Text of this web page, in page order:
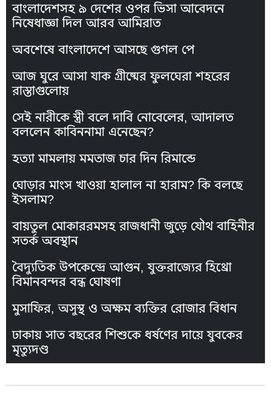
বাংলাদেশসহ ৯ দেশের ওপর ভিসা আবেদনে
নিষেধাজ্ঞা দিল আরব আমিরাত
অবশেষে বাংলাদেশে আসছে গুগল পে
আজ ঘুরে আসা যাক গ্রীষ্মের ফুলঘেরা শহরের
রাস্তাগুলোয়
সেই নারীকে স্ত্রী বলে দাবি নোবেলের, আদালত
বললেন কাবিননামা এনেছেন?
হত্যা মামলায় মমতাজ চার দিন রিমান্ডে
ঘোড়ার মাংস খাওয়া হালাল না হারাম? কি বলছে
ইসলাম?
বায়তুল মোকাররমসহ রাজধানী জুড়ে যৌথ বাহিনীর
সতর্ক অবস্থান
বৈদ্যুতিক উপকেন্দ্রে আগুন, যুক্তরাজ্যের হিথ্রো
বিমানবন্দর বন্ধ ঘোষণা
মুসাফির, অসুস্থ ও অক্ষম ব্যক্তির রোজার বিধান
ঢাকায় সাত বছরের শিশুকে ধর্ষণের দায়ে যুবকের
মৃত্যুদণ্ড